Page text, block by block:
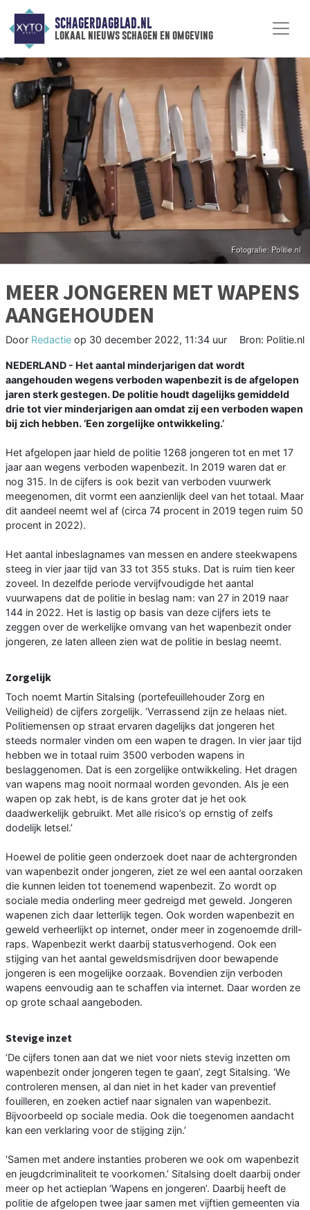
SCHAGERDAGBLAD.NL
lokaal nieuws schagen en omgeving
MEER JONGEREN MET WAPENS
AANGEHOUDEN
Door Redactie op 30 december 2022, 11:34 uur Bron: Politie.nl
NEDERLAND - Het aantal minderjarigen dat wordt
aangehouden wegens verboden wapenbezit is de afgelopen
jaren sterk gestegen. De politie houdt dagelijks gemiddeld
drie tot vier minderjarigen aan omdat zij een verboden wapen
bij zich hebben. ‘Een zorgelijke ontwikkeling.’
Het afgelopen jaar hield de politie 1268 jongeren tot en met 17
jaar aan wegens verboden wapenbezit. In 2019 waren dat er
nog 315. In de cijfers is ook bezit van verboden vuurwerk
meegenomen, dit vormt een aanzienlijk deel van het totaal. Maar
dit aandeel neemt wel af (circa 74 procent in 2019 tegen ruim 50
procent in 2022).
Het aantal inbeslagnames van messen en andere steekwapens
steeg in vier jaar tijd van 33 tot 355 stuks. Dat is ruim tien keer
zoveel. In dezelfde periode vervijfvoudigde het aantal
vuurwapens dat de politie in beslag nam: van 27 in 2019 naar
144 in 2022. Het is lastig op basis van deze cijfers iets te
zeggen over de werkelijke omvang van het wapenbezit onder
jongeren, ze laten alleen zien wat de politie in beslag neemt.
Zorgelijk
Toch noemt Martin Sitalsing (portefeuillehouder Zorg en
Veiligheid) de cijfers zorgelijk. ‘Verrassend zijn ze helaas niet.
Politiemensen op straat ervaren dagelijks dat jongeren het
steeds normaler vinden om een wapen te dragen. In vier jaar tijd
hebben we in totaal ruim 3500 verboden wapens in
beslaggenomen. Dat is een zorgelijke ontwikkeling. Het dragen
van wapens mag nooit normaal worden gevonden. Als je een
wapen op zak hebt, is de kans groter dat je het ook
daadwerkelijk gebruikt. Met alle risico’s op ernstig of zelfs
dodelijk letsel.’
Hoewel de politie geen onderzoek doet naar de achtergronden
van wapenbezit onder jongeren, ziet ze wel een aantal oorzaken
die kunnen leiden tot toenemend wapenbezit. Zo wordt op
sociale media onderling meer gedreigd met geweld. Jongeren
wapenen zich daar letterlijk tegen. Ook worden wapenbezit en
geweld verheerlijkt op internet, onder meer in zogenoemde drill-
raps. Wapenbezit werkt daarbij statusverhogend. Ook een
stijging van het aantal geweldsmisdrijven door bewapende
jongeren is een mogelijke oorzaak. Bovendien zijn verboden
wapens eenvoudig aan te schaffen via internet. Daar worden ze
op grote schaal aangeboden.
Stevige inzet
‘De cijfers tonen aan dat we niet voor niets stevig inzetten om
wapenbezit onder jongeren tegen te gaan’, zegt Sitalsing. ‘We
controleren mensen, al dan niet in het kader van preventief
fouilleren, en zoeken actief naar signalen van wapenbezit.
Bijvoorbeeld op sociale media. Ook die toegenomen aandacht
kan een verklaring voor de stijging zijn.’
‘Samen met andere instanties proberen we ook om wapenbezit
en jeugdcriminaliteit te voorkomen.’ Sitalsing doelt daarbij onder
meer op het actieplan ‘Wapens en jongeren’. Daarbij heeft de
politie de afgelopen twee jaar samen met vijftien gemeenten via